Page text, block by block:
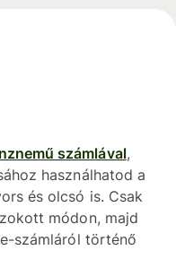
számlával,
használhatod a
és olcsó is. Csak
módon, majd
számláról történő